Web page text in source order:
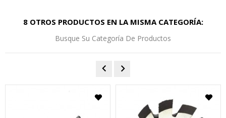
8 OTROS PRODUCTOS EN LA MISMA CATEGORÍA:
Busque Su Categoría De Productos